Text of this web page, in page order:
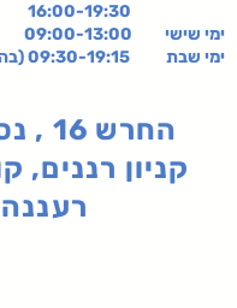
ימי שישי 09:00-13:00
ימי שבת 09:30-19:15 (בהזמנה מראש)
החרש 16 , נס ציונה
רעננה